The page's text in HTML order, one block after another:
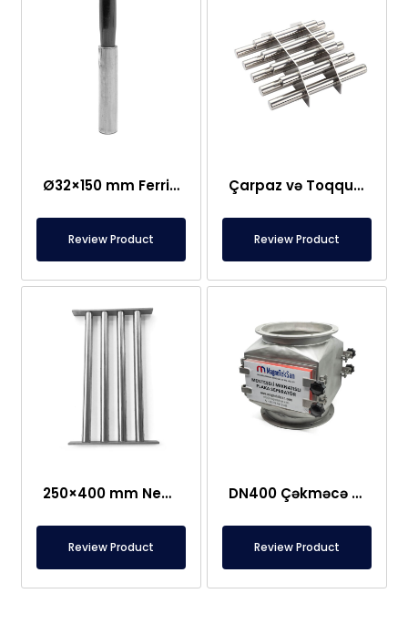
Ø32×150 mm Ferrit Çubuq Maqnit 300 Oksid
Review Product
Çarpaz və Toqquşma Tipli Maqnit Şəbəkə Ayırıcısı – Fərdi Dizayn
Review Product
250×400 mm Neodim Tor Şəbəkə Maqniti
Review Product
DN400 Çəkməcə Tipi, Qorunan Plitə Maqnit
Review Product